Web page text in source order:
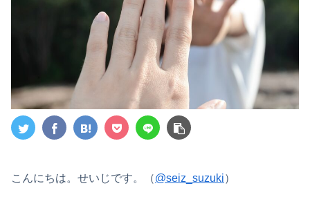
こんにちは。せいじです。（@seiz_suzuki）